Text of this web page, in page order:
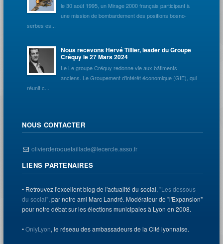
le 30 août 1995, un Mirage 2000 français participant à
une mission de bombardement des positions bosno-
serbes es...
Nous recevons Hervé Tillier, leader du Groupe
Créquy le 27 Mars 2024
Le Le groupe Créquy redonne vie aux bâtiments
anciens. Le Groupement d'intérêt économique (GIE), qui
réunit c...
NOUS CONTACTER
olivierderoquetaillade@lecercle.asso.fr
LIENS PARTENAIRES
• Retrouvez l'excellent blog de l'actualité du social,"Les dessous
du social", par notre ami Marc Landré. Modérateur de "l'Expansion"
pour notre débat sur les élections municipales à Lyon en 2008.
•OnlyLyon, le réseau des ambassadeurs de la Cité lyonnaise.